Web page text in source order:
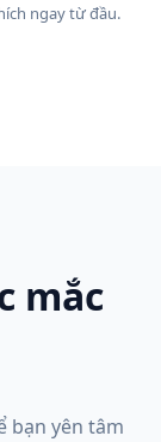
ngay từ đầu.
mắc
bạn yên tâm